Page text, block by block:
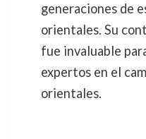
generaciones de
orientales. Su
fue invaluable
expertos en el
orientales.